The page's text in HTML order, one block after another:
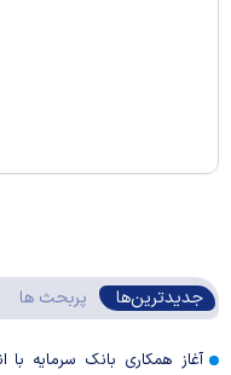
جدیدترین‌ها پربحث ها
آغاز همکاری بانک سرمایه با